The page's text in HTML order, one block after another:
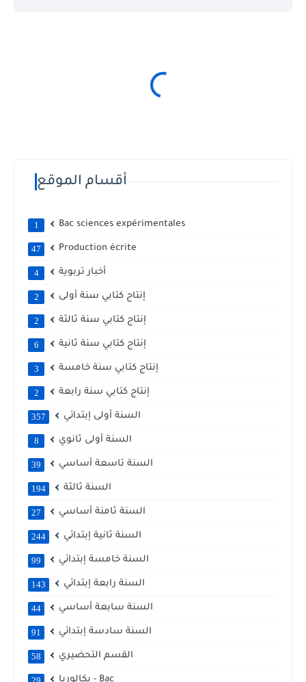
أقسام الموقع
Bac sciences expérimentales
1
Production écrite
47
أخبار تربوية 4
إنتاج كتابي سنة أولى 2
إنتاج كتابي سنة ثالثة 2
إنتاج كتابي سنة ثانية 6
إنتاج كتابي سنة خامسة 3
إنتاج كتابي سنة رابعة 2
السنة أولى إبتدائي 357
السنة أولى ثانوي 8
السنة تاسعة أساسي 39
السنة ثالثة 194
السنة ثامنة أساسي 27
السنة ثانية إبتدائي 244
السنة خامسة إبتدائي 99
السنة رابعة إبتدائي 143
السنة سابعة أساسي 44
السنة سادسة إبتدائي 91
القسم التحضيري 58
بكالوريا - Bac